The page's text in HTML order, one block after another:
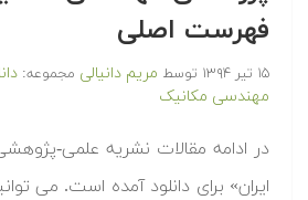
فهرست اصلی
۱۵ تیر ۱۳۹۴ توسط مریم دانیالی مجموعه:
مهندسی مکانیک
در ادامه مقالات نشریه علمی-
ایران» برای دانلود آمده است. می